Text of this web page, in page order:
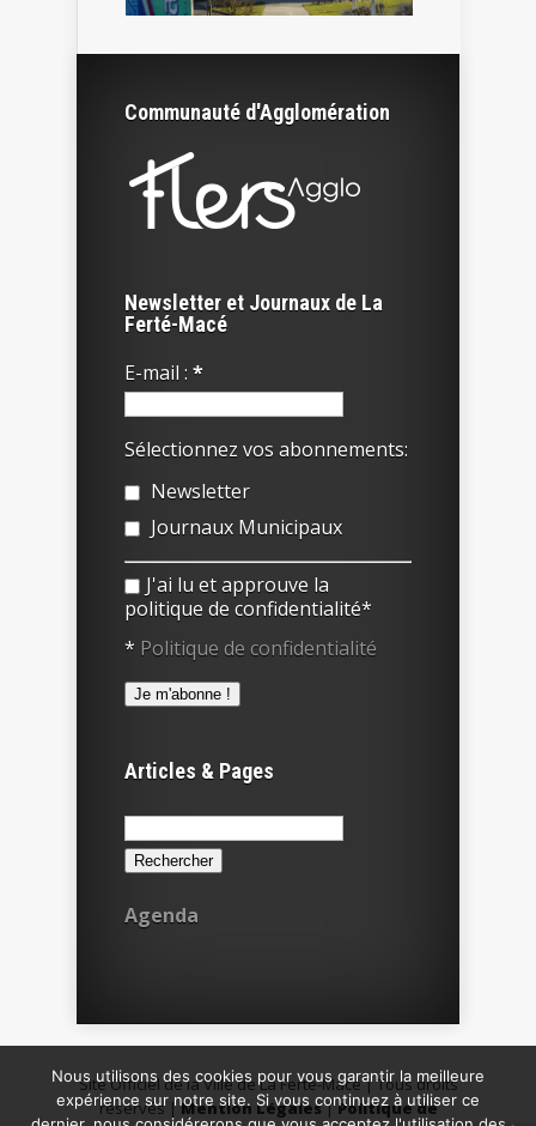
Communauté d'Agglomération
Newsletter et Journaux de La
Ferté-Macé
E-mail : *
Sélectionnez vos abonnements:
Newsletter
Journaux Municipaux
J'ai lu et approuve la
politique de confidentialité*
* Politique de confidentialité
Articles & Pages
Rechercher :
Agenda
Site Officiel de la Ville de La Ferté-Macé | Tous droits
réservés |Mention Légales|Politique de
Nous utilisons des cookies pour vous garantir la meilleure
expérience sur notre site. Si vous continuez à utiliser ce